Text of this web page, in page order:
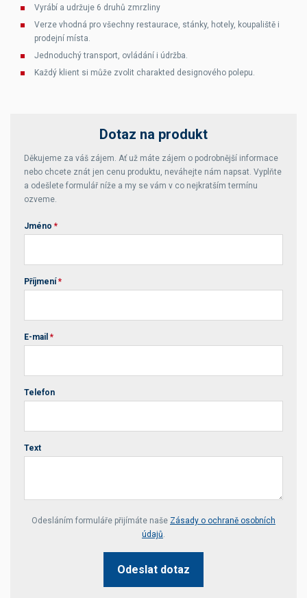
Vyrábí a udržuje 6 druhů zmrzliny
Verze vhodná pro všechny restaurace, stánky, hotely, koupaliště i
prodejní místa.
Jednoduchý transport, ovládání i údržba.
Každý klient si může zvolit charakted designového polepu.
Dotaz na produkt
Děkujeme za váš zájem. Ať už máte zájem o podrobnější informace
nebo chcete znát jen cenu produktu, neváhejte nám napsat. Vyplňte
a odešlete formulář níže a my se vám v co nejkratším termínu
ozveme.
Jméno *
Příjmení *
E-mail *
Telefon
Text
Your website *
Odesláním formuláře přijímáte naše Zásady o ochraně osobních
údajů.
Odeslat dotaz